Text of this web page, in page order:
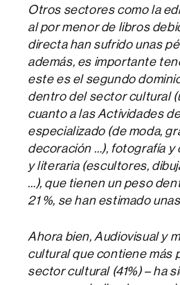
Otros sectores como la
al por menor de libros
directa han sufrido unas
además, es importante
este es el segundo
dentro del sector cultural
cuanto a las Actividades
especializado (de moda,
decoración …), fotografía
y literaria (escultores,
…), que tienen un peso
21 %, se han estimado
Ahora bien, Audiovisual y
cultural que contiene más
sector cultural (41%) – ha